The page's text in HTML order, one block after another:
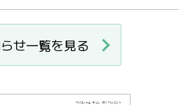
せ一覧を見る